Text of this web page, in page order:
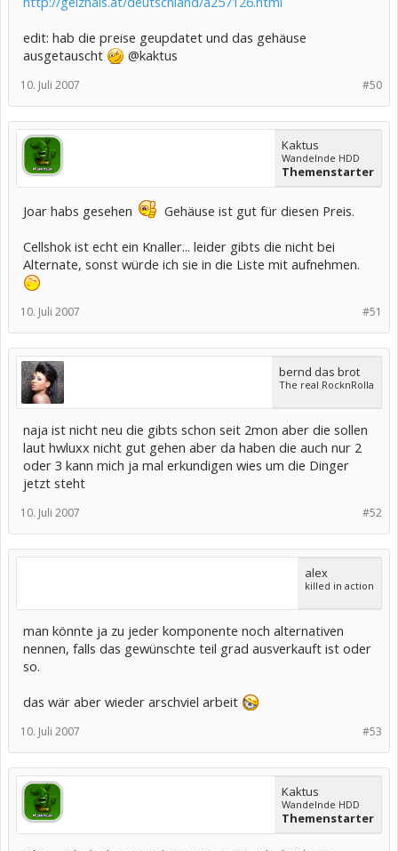
edit: hab die preise geupdatet und das gehäuse
ausgetauscht
@kaktus
#50
10. Juli 2007
Kaktus
Wandelnde HDD
Themenstarter
Joar habs gesehen
Gehäuse ist gut für diesen Preis.
Cellshok ist echt ein Knaller... leider gibts die nicht bei
Alternate, sonst würde ich sie in die Liste mit aufnehmen.
#51
10. Juli 2007
bernd das brot
The real RocknRolla
naja ist nicht neu die gibts schon seit 2mon aber die sollen
laut hwluxx nicht gut gehen aber da haben die auch nur 2
oder 3 kann mich ja mal erkundigen wies um die Dinger
jetzt steht
#52
10. Juli 2007
alex
killed in action
man könnte ja zu jeder komponente noch alternativen
nennen, falls das gewünschte teil grad ausverkauft ist oder
so.
das wär aber wieder arschviel arbeit
#53
10. Juli 2007
Kaktus
Wandelnde HDD
Themenstarter